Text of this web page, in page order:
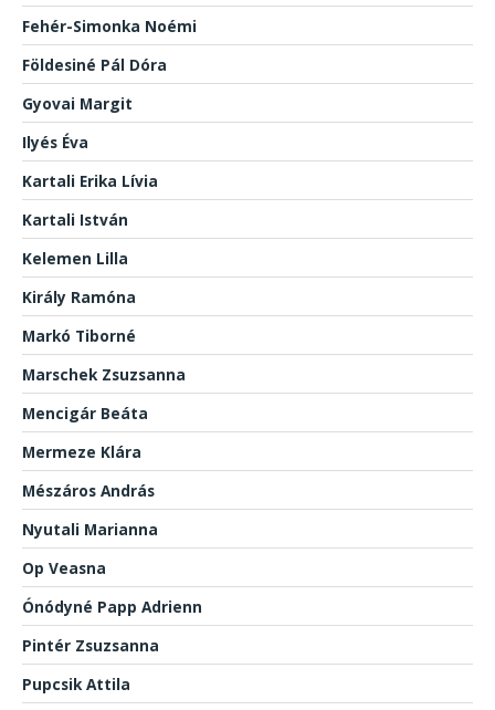
Fehér-Simonka Noémi
Földesiné Pál Dóra
Gyovai Margit
Ilyés Éva
Kartali Erika Lívia
Kartali István
Kelemen Lilla
Király Ramóna
Markó Tiborné
Marschek Zsuzsanna
Mencigár Beáta
Mermeze Klára
Mészáros András
Nyutali Marianna
Op Veasna
Ónódyné Papp Adrienn
Pintér Zsuzsanna
Pupcsik Attila